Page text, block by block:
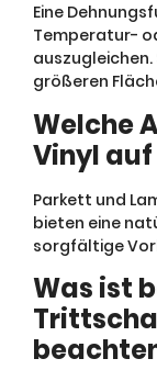
Eine
Temperatur-
auszugleichen.
größeren
Welche
Vinyl auf
Parkett und
bieten eine
sorgfältige
Was ist